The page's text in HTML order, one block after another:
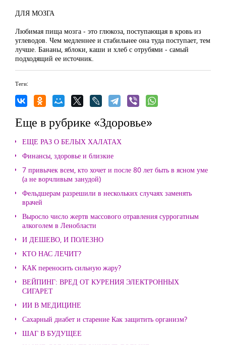
ДЛЯ МОЗГА
Любимая пища мозга - это глюкоза, поступающая в кровь из
углеводов. Чем медленнее и стабильнее она туда поступает, тем
лучше. Бананы, яблоки, каши и хлеб с отрубями - самый
подходящий ее источник.
Теги:
Еще в рубрике «Здоровье»
ЕЩЕ РАЗ О БЕЛЫХ ХАЛАТАХ
Финансы, здоровье и близкие
7 привычек всем, кто хочет и после 80 лет быть в ясном уме
(а не ворчливым занудой)
Фельдшерам разрешили в нескольких случаях заменять
врачей
Выросло число жертв массового отравления суррогатным
алкоголем в Ленобласти
И ДЕШЕВО, И ПОЛЕЗНО
КТО НАС ЛЕЧИТ?
КАК переносить сильную жару?
ВЕЙПИНГ: ВРЕД ОТ КУРЕНИЯ ЭЛЕКТРОННЫХ
СИГАРЕТ
ИИ В МЕДИЦИНЕ
Сахарный диабет и старение Как защитить организм?
ШАГ В БУДУЩЕЕ